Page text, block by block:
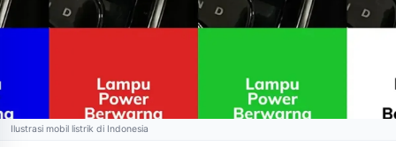
Ilustrasi mobil listrik di Indonesia